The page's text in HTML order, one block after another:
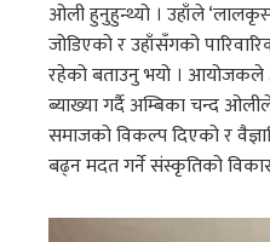
ओली हुनुहुन्थ्यो । उहाँले ‘लालकृस्ण
जोडिएको र उहाँसँगको
रहेको बताउनु भयो । आयोजकले
ब्याख्या गर्दै अम्बिका चन्द
समाजको विकल्प दिएको र
बढ्न मदत गर्ने संस्कृतिको